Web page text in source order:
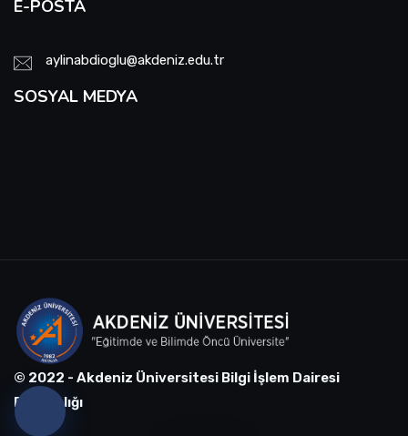
E-POSTA
aylinabdioglu@akdeniz.edu.tr
SOSYAL MEDYA
© 2022 - Akdeniz Üniversitesi Bilgi İşlem Dairesi
Başkanlığı